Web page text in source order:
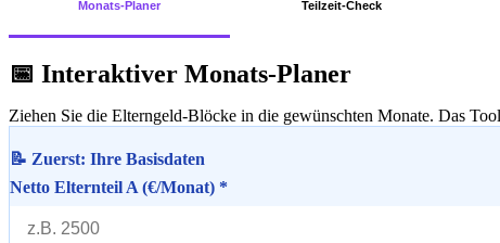
Monats-Planer Teilzeit-Check
📅 Interaktiver Monats-Planer
Ziehen Sie die Elterngeld-Blöcke in die gewünschten Monate. Das
📝 Zuerst: Ihre Basisdaten
Netto Elternteil A (€/Monat) *